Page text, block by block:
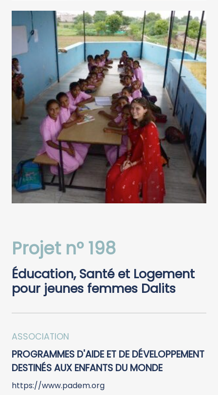
Projet n° 198
Éducation, Santé et Logement
pour jeunes femmes Dalits
ASSOCIATION
PROGRAMMES D'AIDE ET DE DÉVELOPPEMENT
DESTINÉS AUX ENFANTS DU MONDE
https://www.padem.org